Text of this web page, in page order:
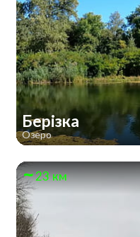
Берізка
Озеро
23 км